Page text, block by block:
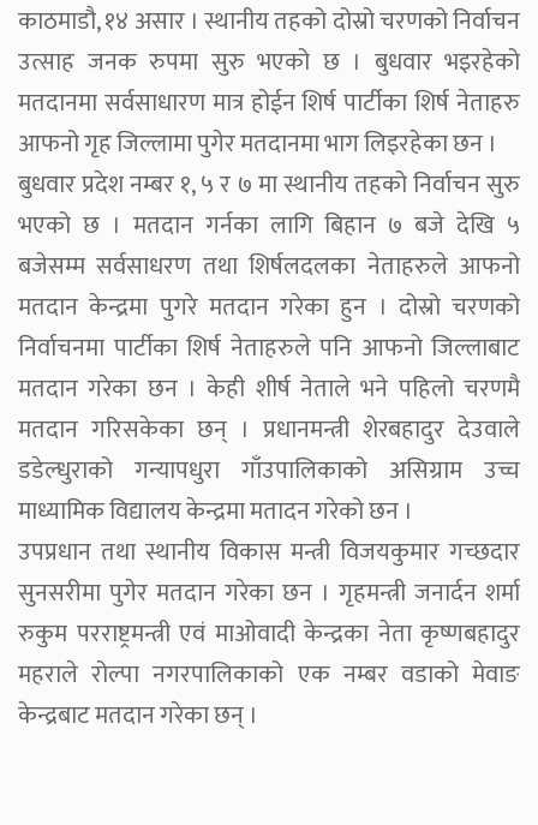
काठमाडौ, १४ असार । स्थानीय तहको दोस्रो चरणको निर्वाचन
उत्साह जनक रुपमा सुरु भएको छ । बुधवार भइरहेको
मतदानमा सर्वसाधारण मात्र होईन शिर्ष पार्टीका शिर्ष नेताहरु
आफनो गृह जिल्लामा पुगेर मतदानमा भाग लिइरहेका छन ।
बुधवार प्रदेश नम्बर १, ५ र ७ मा स्थानीय तहको निर्वाचन सुरु
भएको छ । मतदान गर्नका लागि बिहान ७ बजे देखि ५
बजेसम्म सर्वसाधरण तथा शिर्षलदलका नेताहरुले आफनो
मतदान केन्द्रमा पुगरे मतदान गरेका हुन । दोस्रो चरणको
निर्वाचनमा पार्टीका शिर्ष नेताहरुले पनि आफनो जिल्लाबाट
मतदान गरेका छन । केही शीर्ष नेताले भने पहिलो चरणमै
मतदान गरिसकेका छन् । प्रधानमन्त्री शेरबहादुर देउवाले
डडेल्धुराको गन्यापधुरा गाँउपालिकाको असिग्राम उच्च
माध्यामिक विद्यालय केन्द्रमा मतादन गरेको छन ।
उपप्रधान तथा स्थानीय विकास मन्त्री विजयकुमार गच्छदार
सुनसरीमा पुगेर मतदान गरेका छन । गृहमन्त्री जनार्दन शर्मा
रुकुम परराष्ट्रमन्त्री एवं माओवादी केन्द्रका नेता कृष्णबहादुर
महराले रोल्पा नगरपालिकाको एक नम्बर वडाको मेवाङ
केन्द्रबाट मतदान गरेका छन् ।